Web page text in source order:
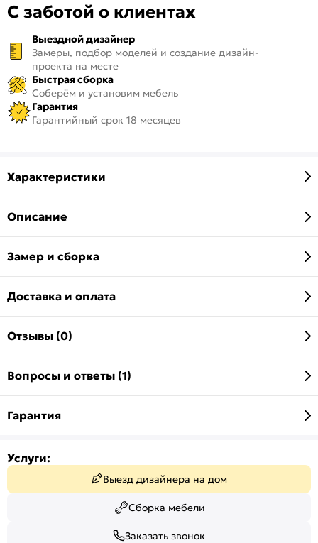
С заботой о клиентах
Выездной дизайнер
Замеры, подбор моделей и создание дизайн-
проекта на месте
Быстрая сборка
Соберём и установим мебель
Гарантия
Гарантийный срок 18 месяцев
Характеристики
Описание
Замер и сборка
Доставка и оплата
Отзывы (0)
Вопросы и ответы (1)
Гарантия
Услуги:
Выезд дизайнера на дом
Сборка мебели
Заказать звонок